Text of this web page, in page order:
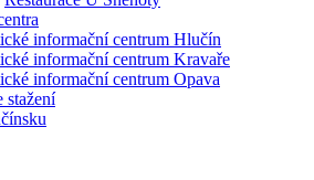
informační centrum Hlučín
informační centrum Kravaře
informační centrum Opava
stažení